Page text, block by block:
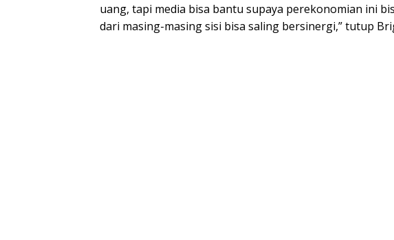
uang, tapi media bisa bantu supaya perekonomian ini
dari masing-masing sisi bisa saling bersinergi,” tutup